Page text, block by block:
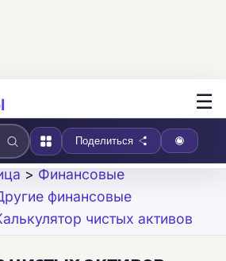
☰
Поделиться
> Финансовые
финансовые
чистых активов